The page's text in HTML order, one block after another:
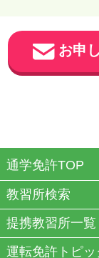
お申
通学免許TOP
教習所検索
提携教習所一覧
運転免許トピッ